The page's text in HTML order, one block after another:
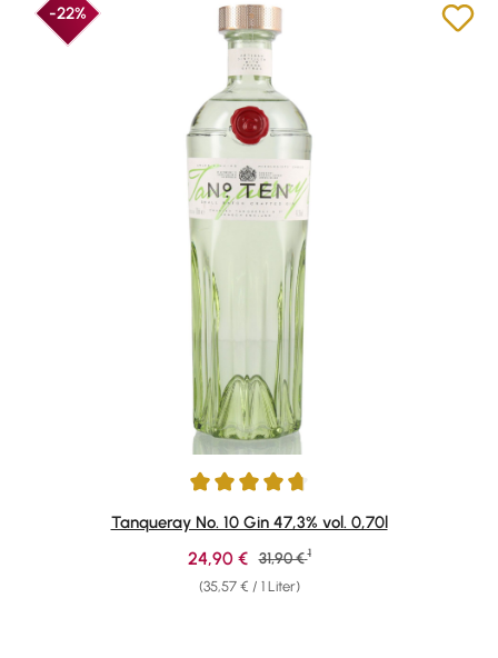
-22%
Durchschnittliche Bewertung von 4.85 von 5 Sternen
Tanqueray No. 10 Gin 47,3% vol. 0,70l
(35,57 € / 1 Liter)
Verkaufspreis:
24,90 € Regulärer Preis:
31,90 € 1